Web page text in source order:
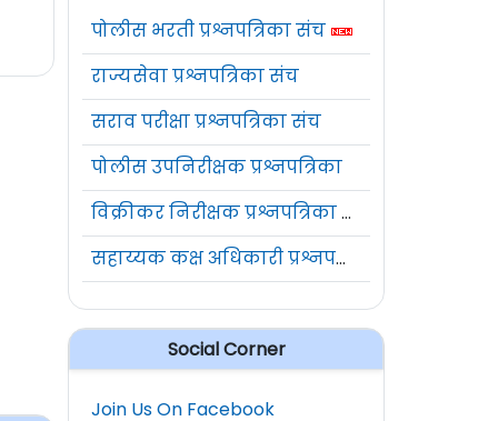
पोलीस भरती प्रश्नपत्रिका संच
राज्यसेवा प्रश्नपत्रिका संच
सराव परीक्षा प्रश्नपत्रिका संच
पोलीस उपनिरीक्षक प्रश्नपत्रिका
विक्रीकर निरीक्षक प्रश्नपत्रिका संच
सहाय्यक कक्ष अधिकारी प्रश्नपत्रिका संच
Social Corner
Join Us On Facebook